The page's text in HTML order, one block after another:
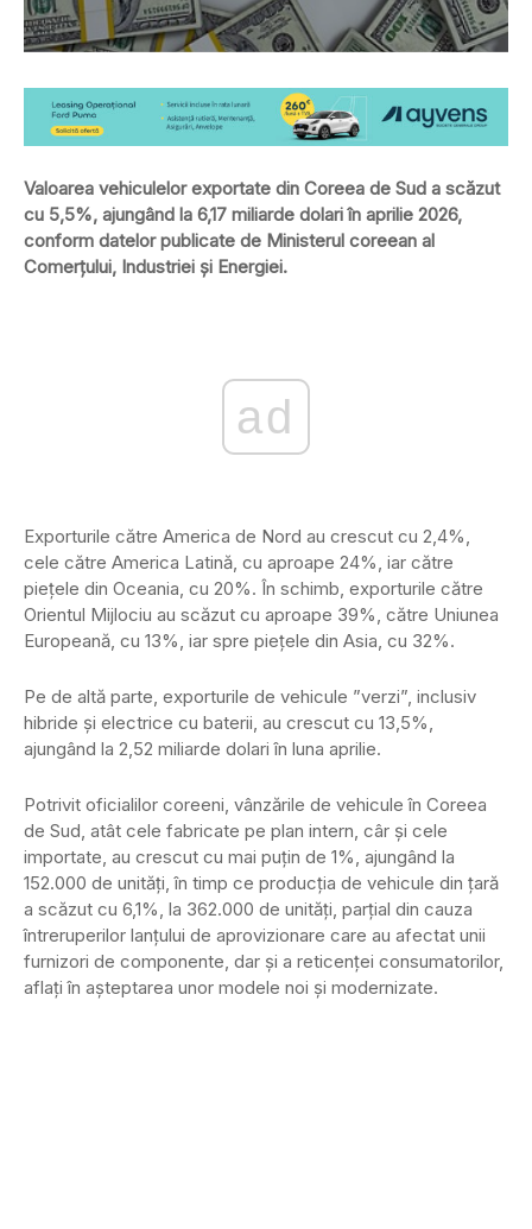
Valoarea vehiculelor exportate din Coreea de Sud a scăzut
cu 5,5%, ajungând la 6,17 miliarde dolari în aprilie 2026,
conform datelor publicate de Ministerul coreean al
Comerțului, Industriei și Energiei.
ad
Exporturile către America de Nord au crescut cu 2,4%,
cele către America Latină, cu aproape 24%, iar către
piețele din Oceania, cu 20%. În schimb, exporturile către
Orientul Mijlociu au scăzut cu aproape 39%, către Uniunea
Europeană, cu 13%, iar spre piețele din Asia, cu 32%.
Pe de altă parte, exporturile de vehicule ”verzi”, inclusiv
hibride și electrice cu baterii, au crescut cu 13,5%,
ajungând la 2,52 miliarde dolari în luna aprilie.
Potrivit oficialilor coreeni, vânzările de vehicule în Coreea
de Sud, atât cele fabricate pe plan intern, câr și cele
importate, au crescut cu mai puțin de 1%, ajungând la
152.000 de unități, în timp ce producția de vehicule din țară
a scăzut cu 6,1%, la 362.000 de unități, parțial din cauza
întreruperilor lanțului de aprovizionare care au afectat unii
furnizori de componente, dar și a reticenței consumatorilor,
aflați în așteptarea unor modele noi și modernizate.